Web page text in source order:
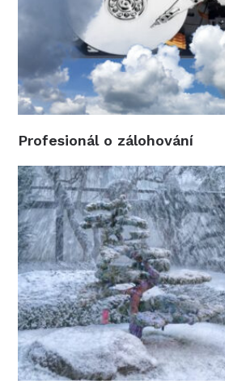
Profesionál o zálohování